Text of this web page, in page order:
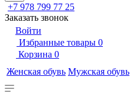
+7 978 799 77 25
Заказать звонок
Войти
Избранные товары 0
Корзина 0
Женская обувь Мужская обувь